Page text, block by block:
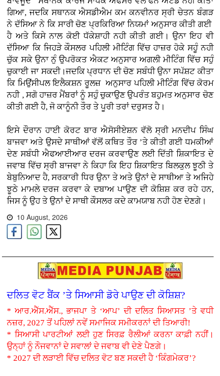
ਗਿਆ, ਜਦਕਿ ਸਥਾਨਕ ਐਸਡੀਐਮ ਕਮ ਕਨਵੀਨਰ ਸ੍ਰੀ ਚੇਤਨ ਬੰਗੜ
ਨੇ ਦੱਸਿਆ ਨੇ ਕਿ ਸਾਰੀ ਚੋਣ ਪ੍ਰਕਿਰਿਆ ਨਿਯਮਾਂ ਅਨੁਸਾਰ ਕੀਤੀ ਗਈ
ਹੈ ਅਤੇ ਕਿਸੇ ਨਾਲ ਕੋਈ ਧੱਕੇਸ਼ਾਹੀ ਨਹੀ ਕੀਤੀ ਗਈ। ਉਨਾ ਇਹ ਵੀ
ਦੱਸਿਆ ਕਿ ਜਿਹੜੇ ਕੌਸਲਰ ਪਹਿਲੀ ਮੀਟਿੰਗ ਵਿੱਚ ਹਾਜ਼ਰ ਹੋਕੇ ਸਹੂੰ ਨਹੀ
ਚੁੱਕ ਸਕੇ ਉਨਾ ਨੁੰ ਉਪਰੋਕਤ ਐਕਟ ਅਨੁਸਾਰ ਅਗਲੀ ਮੀਟਿੰਗ ਵਿੱਚ ਸਹੁੰ
ਚੁਕਾਈ ਜਾ ਸਕਦੀ।ਜਦਕਿ ਪ੍ਰਧਾਨ ਦੀ ਚੋਣ ਸਬੰਧੀ ਉਨਾ ਸਪੱਸ਼ਟ ਕੀਤਾ
ਕਿ ਮਿਉਂਸੀਪਲ ਇਲੈਕਸ਼ਨ ਰੂਲਜ਼ ਅਨੁਸਾਰ ਪਹਿਲੀ ਮੀਟਿੰਗ ਵਿੱਚ ਕੋਰਮ
ਨਹੀ , ਸਗੋ ਹਾਜ਼ਰ ਮੈਂਬਰਾਂ ਨੂੰ ਸਹੁੰ ਚੁਕਾਉਣ ਉਪਰੰਤ ਬਹੁਮਤ ਅਨੁਸਾਰ ਚੋਣ
ਕੀਤੀ ਗਈ ਹੈ, ਜੋ ਕਾਨੂੰਨੀ ਤੌਰ ਤੇ ਪੂਰੀ ਤਰਾਂ ਦਰੁਸਤ ਹੈ।
ਇਸੇ ਦੌਰਾਨ ਹਾਈ ਕੋਰਟ ਬਾਰ ਐਸੋਸੀਏਸ਼ਨ ਵੱਲੋ ਸ੍ਰੀ ਮਨਦੀਪ ਸਿੰਘ
ਬਾਜਵਾ ਅਤੇ ਉਸਦੇ ਸਾਥੀਆਂ ਵੱਲੋਂ ਕਥਿਤ ਤੌਰ ’ਤੇ ਕੀਤੀ ਗਈ ਧਮਕੀਆਂ
ਦੇਣ ਸਬੰਧੀ ਐਫਆਈਆਰ ਦਰਜ ਕਰਵਾਉਣ ਲਈ ਦਿੱਤੀ ਸ਼ਿਕਾਇਤ ਦੇ
ਜਵਾਬ ਵਿੱਚ ਸ੍ਰੀ ਬਾਜਵਾ ਨੇ ਕਿਹਾ ਕਿ ਇਹ ਸ਼ਿਕਾਇਤ ਬਿਲਕੁਲ ਝੂਠੀ ਤੇ
ਬੇਬੁਨਿਆਦ ਹੈ, ਸਰਕਾਰੀ ਧਿਰ ਉਨਾ ਤੇ ਅਤੇ ਉਨਾਂ ਦੇ ਸਾਥੀਆ ਤੇ ਅਜਿਹੇ
ਝੂਠੇ ਮਾਮਲੇ ਦਰਜ ਕਰਵਾ ਕੇ ਦਬਾਅ ਪਾਉਣ ਦੀ ਕੋਸ਼ਿਸ਼ ਕਰ ਰਹੇ ਹਨ,
ਜਿਸ ਨੂੰ ਉਹ ਤੇ ਉਨਾਂ ਦੇ ਸਾਥੀ ਕੌਸਲਰ ਕਦੇ ਕਾਮਯਾਬ ਨਹੀ ਹੋਣ ਦੇਣਗੇ।
10 August, 2026
ਦਲਿਤ ਵੋਟ ਬੈਂਕ ’ਤੇ ਸਿਆਸੀ ਡੋਰੇ ਪਾਉਣ ਦੀ ਕੋਸ਼ਿਸ਼?
* ਆਰ.ਐੱਸ.ਐੱਸ., ਭਾਜਪਾ ਤੇ ‘ਆਪ’ ਦੀ ਦਲਿਤ ਸਿਆਸਤ ’ਤੇ ਵਧੀ
ਨਜ਼ਰ, 2027 ਤੋਂ ਪਹਿਲਾਂ ਨਵੇਂ ਸਮਾਜਿਕ ਸਮੀਕਰਨਾਂ ਦੀ ਤਿਆਰੀ!
* ਸਿਆਸੀ ਪਾਰਟੀਆਂ ਲਈ ਹੁਣ ਸਿਰਫ਼ ਰੈਲੀਆਂ ਕਰਨਾ ਕਾਫ਼ੀ ਨਹੀਂ।
ਉਨ੍ਹਾਂ ਨੂੰ ਨੌਜਵਾਨਾਂ ਦੇ ਸਵਾਲਾਂ ਦੇ ਜਵਾਬ ਵੀ ਦੇਣੇ ਪੈਣਗੇ।
* 2027 ਦੀ ਲੜਾਈ ਵਿੱਚ ਦਲਿਤ ਵੋਟ ਬਣ ਸਕਦੀ ਹੈ ‘ਕਿੰਗਮੇਕਰ’?